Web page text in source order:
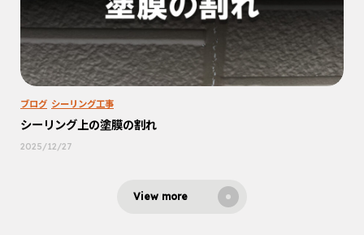
ブログ シーリング工事
シーリング上の塗膜の割れ
2025/12/27
View more